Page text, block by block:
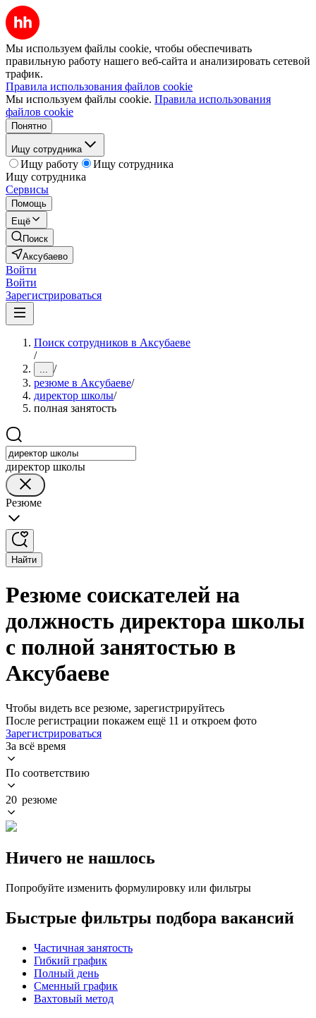
Мы используем файлы cookie, чтобы обеспечивать
правильную работу нашего веб-сайта и анализировать сетевой
трафик.
Правила использования файлов cookie
Мы используем файлы cookie. Правила использования
файлов cookie
Понятно
Ищу сотрудника
Ищу работу
Ищу сотрудника
Ищу сотрудника
Сервисы
Помощь
Ещё
Поиск
Аксубаево
Войти
Войти
Зарегистрироваться
Поиск сотрудников в Аксубаеве
/
... /
резюме в Аксубаеве/
директор школы/
полная занятость
директор школы
Резюме
Найти
Резюме соискателей на
должность директора школы
с полной занятостью в
Аксубаеве
Чтобы видеть все резюме, зарегистрируйтесь
После регистрации покажем ещё 11 и откроем фото
Зарегистрироваться
За всё время
По соответствию
20 резюме
Ничего не нашлось
Попробуйте изменить формулировку или фильтры
Быстрые фильтры подбора вакансий
Частичная занятость
Гибкий график
Полный день
Сменный график
Вахтовый метод